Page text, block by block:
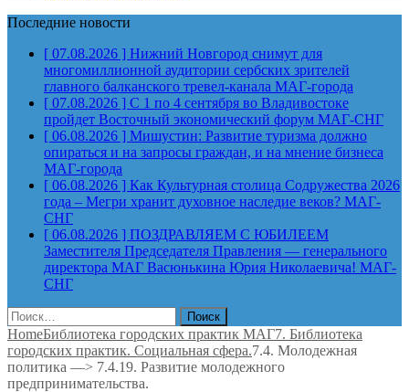
Последние новости
[ 07.08.2026 ] Нижний Новгород снимут для
многомиллионной аудитории сербских зрителей
главного балканского тревел-канала МАГ-города
[ 07.08.2026 ] С 1 по 4 сентября во Владивостоке
пройдет Восточный экономический форум МАГ-СНГ
[ 06.08.2026 ] Мишустин: Развитие туризма должно
опираться и на запросы граждан, и на мнение бизнеса
МАГ-города
[ 06.08.2026 ] Как Культурная столица Содружества 2026
года – Мегри хранит духовное наследие веков? МАГ-
СНГ
[ 06.08.2026 ] ПОЗДРАВЛЯЕМ С ЮБИЛЕЕМ
Заместителя Председателя Правления — генерального
директора МАГ Васюнькина Юрия Николаевича! МАГ-
СНГ
Найти:
HomeБиблиотека городских практик МАГ7. Библиотека
городских практик. Социальная сфера.7.4. Молодежная
политика —> 7.4.19. Развитие молодежного
предпринимательства.